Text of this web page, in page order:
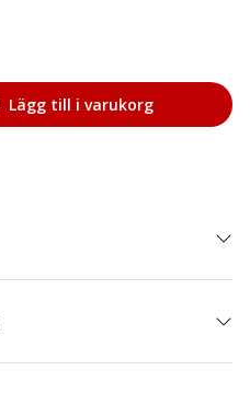
Lägg till i varukorg